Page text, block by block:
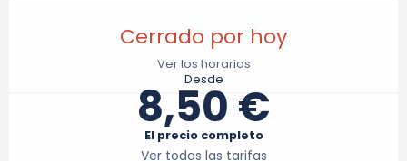
Cerrado por hoy
Ver los horarios
Desde
8,50 €
El precio completo
Ver todas las tarifas